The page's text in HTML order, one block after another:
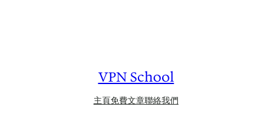
VPN School
主頁免費文章聯絡我們